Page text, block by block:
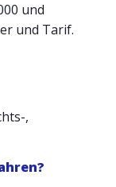
und
und Tarif.
,